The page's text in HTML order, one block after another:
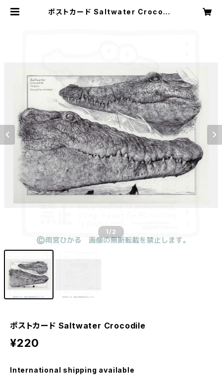
ポストカード Saltwater Crocodil
1 /2
ポストカード Saltwater Crocodile
¥220
International shipping available